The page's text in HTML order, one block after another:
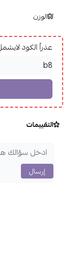
الوزن
عذراً الكود
التقييمات
إرسال